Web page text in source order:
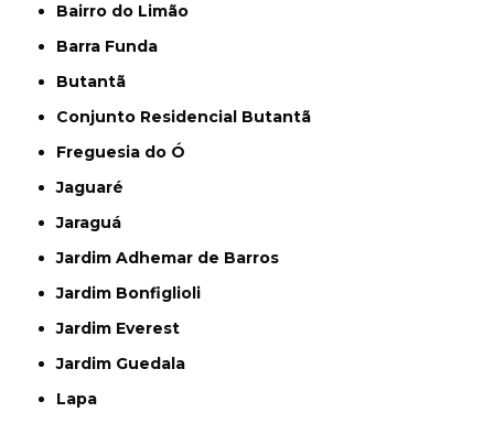
Bairro do Limão
Barra Funda
Butantã
Conjunto Residencial Butantã
Freguesia do Ó
Jaguaré
Jaraguá
Jardim Adhemar de Barros
Jardim Bonfiglioli
Jardim Everest
Jardim Guedala
Lapa